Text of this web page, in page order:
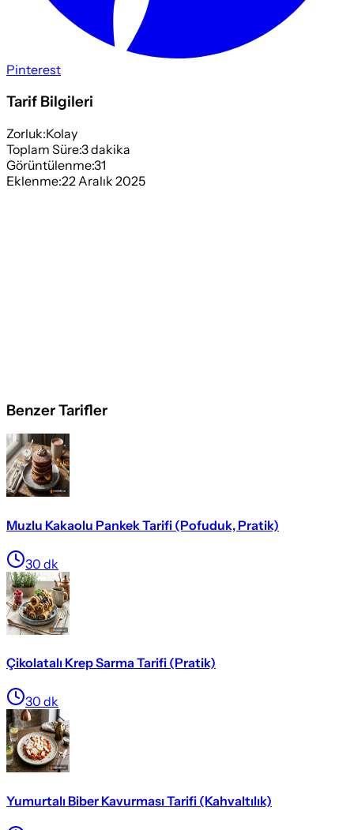
Pinterest
Tarif Bilgileri
Zorluk:Kolay
Toplam Süre:3dakika
Görüntülenme:31
Eklenme:22 Aralık 2025
Benzer Tarifler
Muzlu Kakaolu Pankek Tarifi (Pofuduk, Pratik)
30 dk
Çikolatalı Krep Sarma Tarifi (Pratik)
30 dk
Yumurtalı Biber Kavurması Tarifi (Kahvaltılık)